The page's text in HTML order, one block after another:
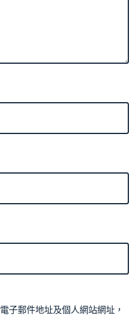
子郵件地址及個人網站網址，